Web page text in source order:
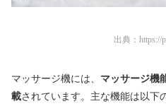
出典： https://
マッサージ機には、 マッサージ機
載されています。主な機能は以下